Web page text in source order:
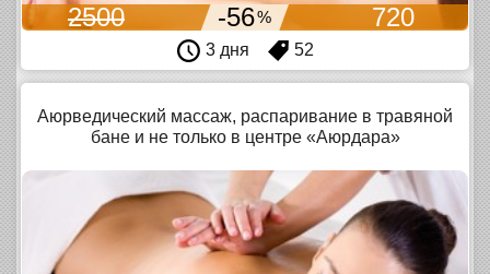
2500 -56% 720
3 дня 52
Аюрведический массаж, распаривание в травяной
бане и не только в центре «Аюрдара»